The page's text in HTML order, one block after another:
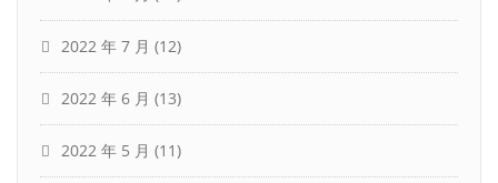
2022 年 7 月 (12)
2022 年 6 月 (13)
2022 年 5 月 (11)